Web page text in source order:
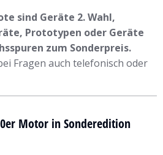
sind Geräte 2. Wahl,
Prototypen oder Geräte
zum Sonderpreis.
Fragen auch telefonisch oder
Motor in Sonderedition